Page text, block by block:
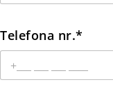
Telefona nr.*